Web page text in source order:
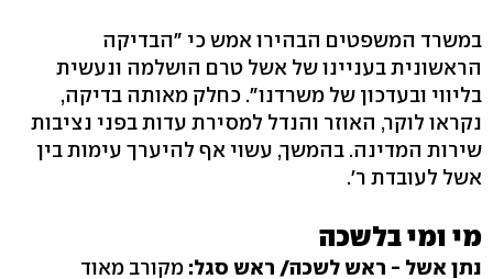
במשרד המשפטים הבהירו אמש כי "הבדיקה
הראשונית בעניינו של אשל טרם הושלמה ונעשית
בליווי ובעדכון של משרדנו". כחלק מאותה בדיקה,
נקראו לוקר, האוזר והנדל למסירת עדות בפני נציבות
שירות המדינה. בהמשך, עשוי אף להיערך עימות בין
אשל לעובדת ר'.
מי ומי בלשכה
נתן אשל - ראש לשכה/ ראש סגל: מקורב מאוד